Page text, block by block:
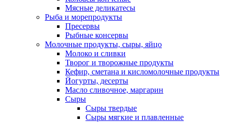
Мясные деликатесы
Рыба и морепродукты
Пресервы
Рыбные консервы
Молочные продукты, сыры, яйцо
Молоко и сливки
Творог и творожные продукты
Кефир, сметана и кисломолочные продукты
Йогурты, десерты
Масло сливочное, маргарин
Сыры
Сыры твердые
Сыры мягкие и плавленные